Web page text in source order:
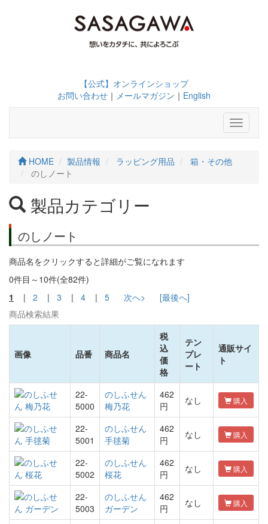
【公式】オンラインショップ
お問い合わせ ｜ メールマガジン ｜ English
Toggle
HOME 製品情報 ラッピング用品
箱・その他
のしノート
製品カテゴリー
のしノート
商品名をクリックすると詳細がご覧になれます
0件目～10件(全82件)
1 | 2 | 3 | 4 | 5 次へ>
[最後へ]
商品検索結果
画像 品番 商品名
税
込
価
格
テン
プレ
ート
通販サイ
ト
22-
5000
のしふせん
梅乃花
462
円
なし 購入
22-
5001
のしふせん
手毬菊
462
円
なし 購入
22-
5002
のしふせん
桜花
462
円
なし 購入
22-
5003
のしふせん
ガーデン
462
円
なし 購入